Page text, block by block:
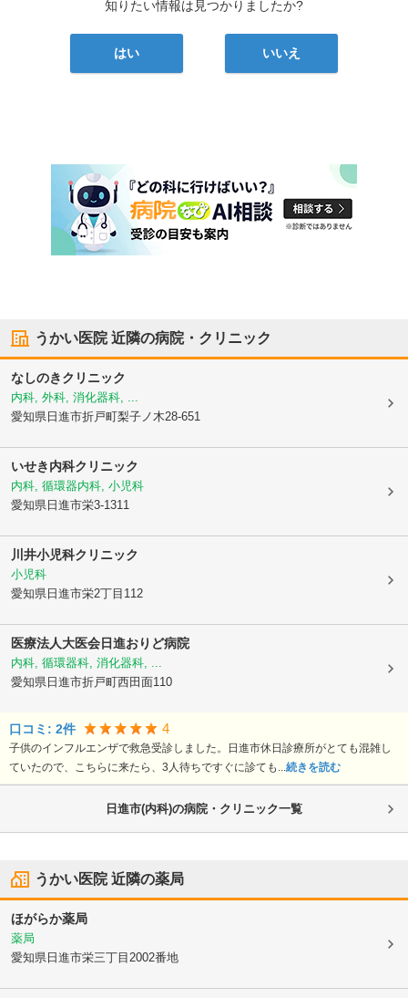
知りたい情報は見つかりましたか?
はい いいえ
うかい医院近隣の病院・クリニック
なしのきクリニック
内科, 外科, 消化器科, ...
愛知県日進市折戸町梨子ノ木28-651
いせき内科クリニック
内科, 循環器内科, 小児科
愛知県日進市栄3-1311
川井小児科クリニック
小児科
愛知県日進市栄2丁目112
医療法人大医会日進おりど病院
内科, 循環器科, 消化器科, ...
愛知県日進市折戸町西田面110
口コミ: 2件 4
子供のインフルエンザで救急受診しました。日進市休日診療所がとても混雑し
ていたので、こちらに来たら、3人待ちですぐに診ても... 続きを読む
日進市(内科)の病院・クリニック一覧
うかい医院近隣の薬局
ほがらか薬局
薬局
愛知県日進市栄三丁目2002番地